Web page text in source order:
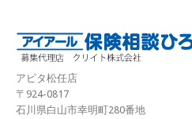
アピタ松任店
〒924-0817
石川県白山市幸明町280番地